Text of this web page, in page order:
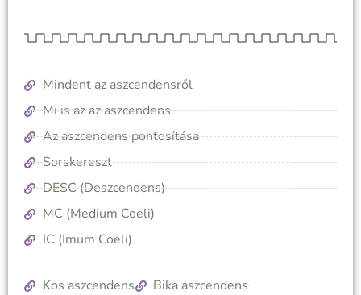
Mindent az aszcendensről
Mi is az az aszcendens
Az aszcendens pontosítása
Sorskereszt
DESC (Deszcendens)
MC (Medium Coeli)
IC (Imum Coeli)
Kos aszcendens
Bika aszcendens